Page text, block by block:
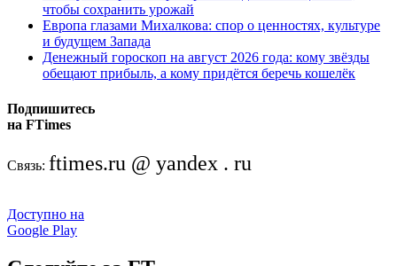
чтобы сохранить урожай
Европа глазами Михалкова: спор о ценностях, культуре
и будущем Запада
Денежный гороскоп на август 2026 года: кому звёзды
обещают прибыль, а кому придётся беречь кошелёк
Подпишитесь
на FTimes
Связь: ftimes.ru @ yandex . ru
Доступно на
Google Play